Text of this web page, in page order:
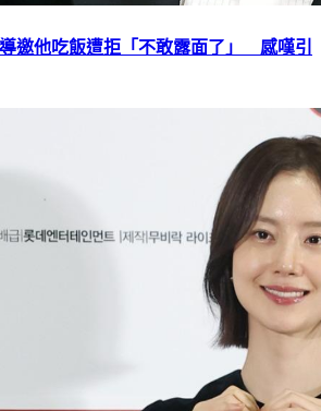
邀他吃飯遭拒「不敢露面了」 感嘆引